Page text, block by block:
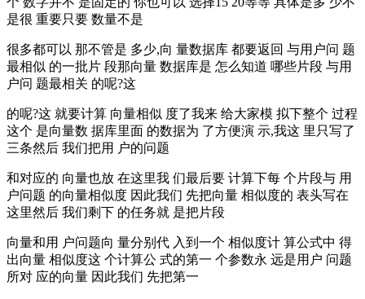
是很 重要只要 数量不是
很多都可以 那不管是 多少,向 量数据库 都要返回 与用户问 题
最相似 的一批片 段那向量 数据库是 怎么知道 哪些片段 与用
户问 题最相关 的呢?这
的呢?这 就要计算 向量相似 度了我来 给大家模 拟下整个 过程
这个 是向量数 据库里面 的数据为 了方便演 示,我这 里只写了
三条然后 我们把用 户的问题
和对应的 向量也放 在这里我 们最后要 计算下每 个片段与 用
户问题 的向量相似度 因此我们 先把向量 相似度的 表头写在
这里然后 我们剩下 的任务就 是把片段
向量和用 户问题向 量分别代 入到一个 相似度计 算公式中 得
出向量 相似度这 个计算公 式的第一 个参数永 远是用户 问题
所对 应的向量 因此我们 先把第一